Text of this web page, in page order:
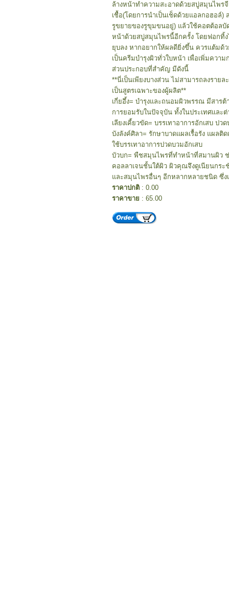
ล้างหน้าทำความสะอาดด้วยสบู่สมุนไพร
เชื้อ(โดยการนำเป็นเช็ดด้วยแอลกอฮอล์)
รูขยายของรูขุมขนอยู่) แล้วใช้คอตต้อลบั
หน้าด้วยสบู่สมุนไพรนี้อีกครั้ง โดยฟอกทิ้
ยุบลง หากอยากให้ผลดียิ่งขึ้น ควรแต้มด้
เป็นครีมบำรุงผิวทั่วใบหน้า เพื่อเพิ่มควา
ส่วนประกอบที่สำคัญ มีดังนี้
**นี่เป็นเพียงบางส่วน ไม่สามารถลงรายล
เป็นสูตรเฉพาะของผู้ผลิต**
เกี่ยอึ้ง= บำรุงและถนอมผิวพรรณ มีสาร
การยอมรับในปัจจุบัน ทั้งในประเทศและต่
เลียงเคี้ยวขัด= บรรเทาอาการอักเสบ ปว
บังลังค์ศิลา= รักษาบาดแผลเรื้อรัง แผลติ
ใช้บรรเทาอาการปวดบวมอักเสบ
บัวบก= พืชสมุนไพรที่ทำหน้าที่สมานผิว ช่
คอลลาเจนชั้นใต้ผิว ผิวคุณจึงดูเนียนกระ
และสมุนไพรอื่นๆ อีกหลากหลายชนิด ซึ่ง
ราคาปกติ : 0.00
ราคาขาย : 65.00